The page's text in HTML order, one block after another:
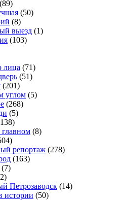
(89)
(50)
(8)
выезд (1)
(103)
лица (71)
(51)
(201)
углом (5)
(268)
(5)
(8)
репортаж (278)
(163)
(7)
Петрозаводск (14)
истории (50)